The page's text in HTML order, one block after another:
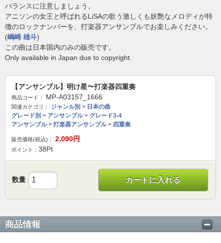
バランスに注意しましょう。
アニソンの女王と呼ばれるLiSAの歌う激しくも妖艶なメロディが特
徴のロックナンバーを、打楽器アンサンブルでお楽しみください。
(嶋崎 雄斗)
この曲は日本国内のみの販売です。
Only available in Japan due to copyright.
【アンサンブル】明け星〜打楽器四重奏
商品コード： MP-A03157_1666
関連カテゴリ： ジャンル別 > 日本の曲
グレード別 > アンサンブル> グレード3-4
アンサンブル> 打楽器アンサンブル> 四重奏
販売価格(税込)： 2,090円
ポイント： 38Pt
数量 カートに入れる
商品情報